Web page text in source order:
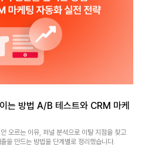
는 방법 A/B 테스트와 CRM 마케
오르는 이유, 퍼널 분석으로 이탈 지점을 찾고
만드는 방법을 단계별로 정리했습니다.